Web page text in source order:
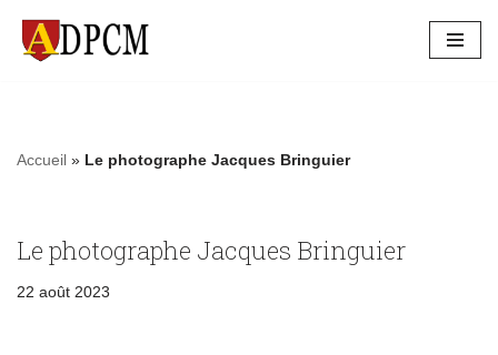
Aller
Accueil » Le photographe Jacques Bringuier
Le photographe Jacques Bringuier
22 août 2023